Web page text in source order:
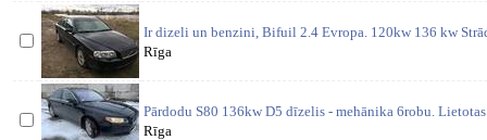
Ir dizeli un benzini, Bifuil 2.4 Evropa. 120kw 136 kw
Rīga
Pārdodu S80 136kw D5 dīzelis - mehānika 6robu. Lietotas
Rīga